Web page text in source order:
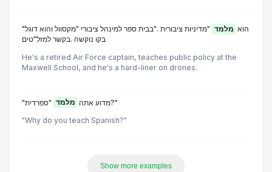
"הוא מלמד "מדיניות ציבורית ."בבית ספר למינהל ציבורי "מקסוול והוא דוגל
בקו נוקשה .בקשר למזל"טים
He's a retired Air Force captain, teaches public policy at the
Maxwell School, and he's a hard-liner on drones.
"מדוע אתה מלמד
"ספרדית?"
"Why do you teach Spanish?"
Show more examples